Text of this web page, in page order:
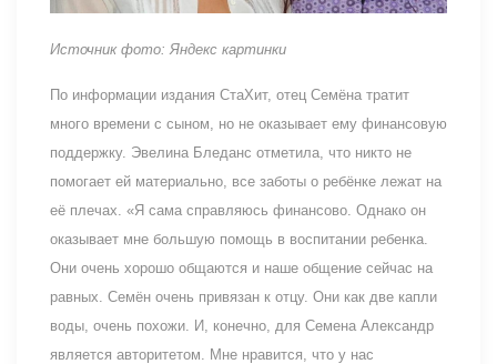
Источник фото: Яндекс картинки
По информации издания СтаХит, отец Семёна тратит
много времени с сыном, но не оказывает ему финансовую
поддержку. Эвелина Бледанс отметила, что никто не
помогает ей материально, все заботы о ребёнке лежат на
её плечах. «Я сама справляюсь финансово. Однако он
оказывает мне большую помощь в воспитании ребенка.
Они очень хорошо общаются и наше общение сейчас на
равных. Семён очень привязан к отцу. Они как две капли
воды, очень похожи. И, конечно, для Семена Александр
является авторитетом. Мне нравится, что у нас